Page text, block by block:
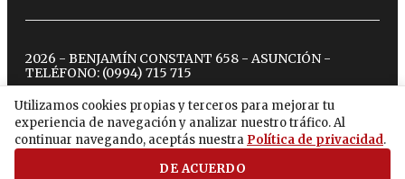
Utilizamos cookies propias y terceros para mejorar tu
experiencia de navegación y analizar nuestro tráfico. Al
continuar navegando, aceptás nuestra Política de privacidad.
DE ACUERDO
2026 - BENJAMÍN CONSTANT 658 - ASUNCIÓN -
TELÉFONO: (0994) 715 715
twitterinstagram
facebook
tiktokyoutubespotify